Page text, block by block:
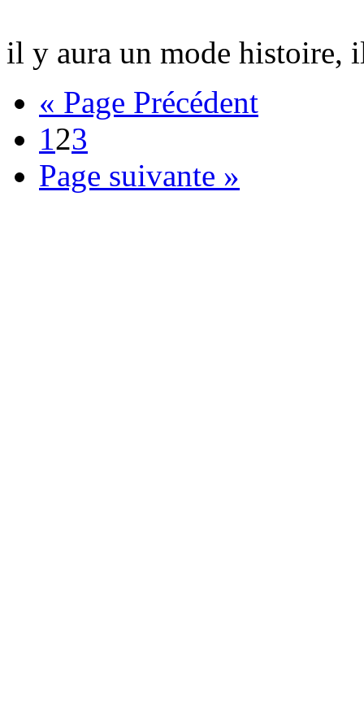
il y aura un mode histoire,
« Page Précédent
123
Page suivante »